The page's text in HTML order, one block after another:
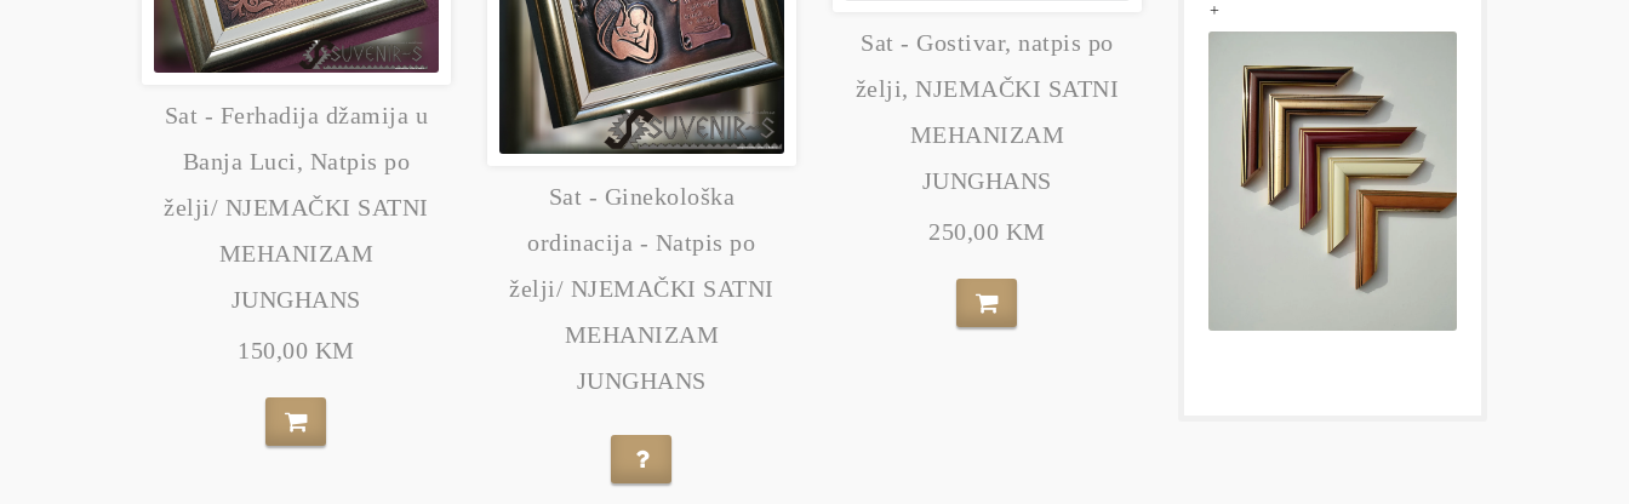
Sat - Ferhadija džamija u
Banja Luci, Natpis po
želji/ NJEMAČKI SATNI
MEHANIZAM
JUNGHANS
150,00 KM
Sat - Ginekološka
ordinacija - Natpis po
želji/ NJEMAČKI SATNI
MEHANIZAM
JUNGHANS
Sat - Gostivar, natpis po
želji, NJEMAČKI SATNI
MEHANIZAM
JUNGHANS
250,00 KM
+